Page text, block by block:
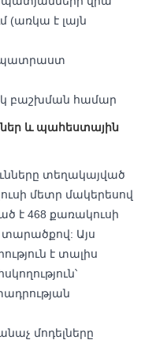
(առկա է լայն
բաշխման համար
և պահեստային
տեղակայված
մետր մակերեսով
է 468 քառակուսի
տարածքով: Այս
է տալիս
մոդելները